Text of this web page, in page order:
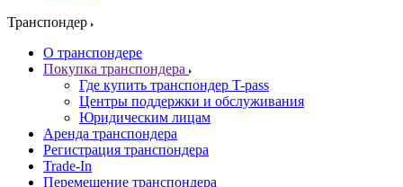
Транспондер
О транспондере
Покупка транспондера
Где купить транспондер T-pass
Центры поддержки и обслуживания
Юридическим лицам
Аренда транспондера
Регистрация транспондера
Trade-In
Перемещение транспондера